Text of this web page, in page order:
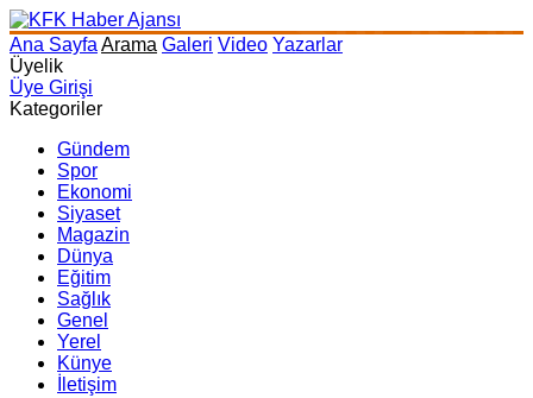
Ana Sayfa Arama Galeri Video Yazarlar
Üyelik
Üye Girişi
Kategoriler
Gündem
Spor
Ekonomi
Siyaset
Magazin
Dünya
Eğitim
Sağlık
Genel
Yerel
Künye
İletişim